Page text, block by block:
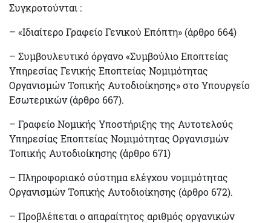
Συγκροτούνται :
– «Ιδιαίτερο Γραφείο Γενικού Επόπτη» (άρθρο 664)
– Συμβουλευτικό όργανο «Συμβούλιο Εποπτείας
Υπηρεσίας Γενικής Εποπτείας Νομιμότητας
Οργανισμών Τοπικής Αυτοδιοίκησης» στο Υπουργείο
Εσωτερικών (άρθρο 667).
– Γραφείο Νομικής Υποστήριξης της Αυτοτελούς
Υπηρεσίας Εποπτείας Νομιμότητας Οργανισμών
Τοπικής Αυτοδιοίκησης (άρθρο 671)
– Πληροφοριακό σύστημα ελέγχου νομιμότητας
Οργανισμών Τοπικής Αυτοδιοίκησης (άρθρο 672).
– Προβλέπεται ο απαραίτητος αριθμός οργανικών